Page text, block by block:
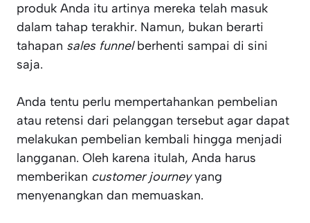
produk Anda itu artinya mereka telah masuk
dalam tahap terakhir. Namun, bukan berarti
tahapan sales funnelberhenti sampai di sini
saja.
Anda tentu perlu mempertahankan pembelian
atau retensi dari pelanggan tersebut agar dapat
melakukan pembelian kembali hingga menjadi
langganan. Oleh karena itulah, Anda harus
memberikan customer journeyyang
menyenangkan dan memuaskan.